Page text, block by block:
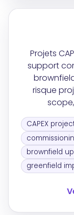
Projets
support
risque
CAPEX
brownfield
greenfield